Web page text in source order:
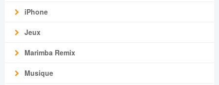
iPhone
Jeux
Marimba Remix
Musique